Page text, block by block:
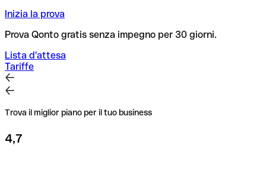
Inizia la prova
Prova Qonto gratis senza impegno per 30 giorni.
Lista d'attesa
Tariffe
Trova il miglior piano per il tuo business
4,7